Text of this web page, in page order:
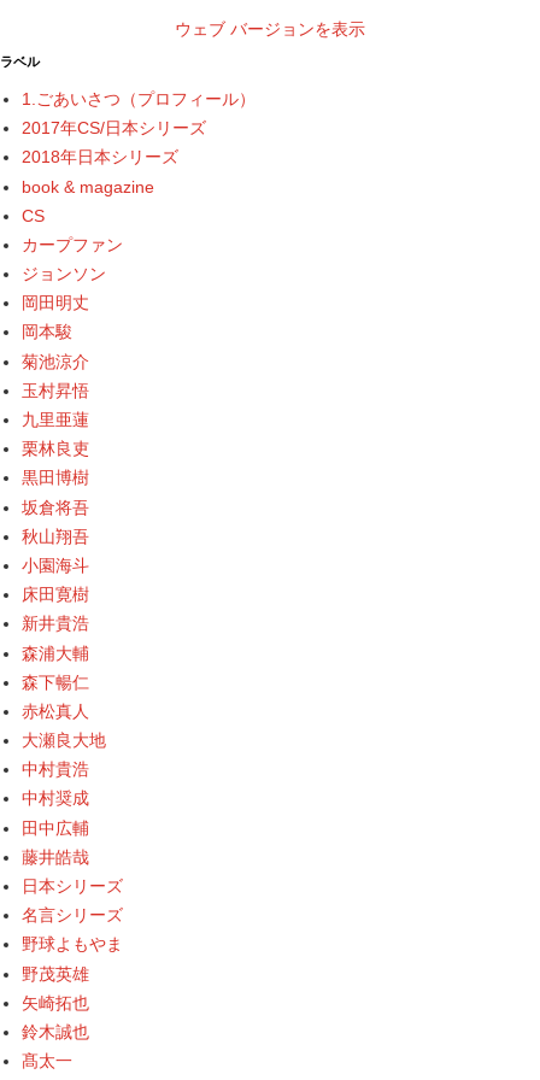
ウェブ バージョンを表示
ラベル
1.ごあいさつ（プロフィール）
2017年CS/日本シリーズ
2018年日本シリーズ
book & magazine
CS
カープファン
ジョンソン
岡田明丈
岡本駿
菊池涼介
玉村昇悟
九里亜蓮
栗林良吏
黒田博樹
坂倉将吾
秋山翔吾
小園海斗
床田寛樹
新井貴浩
森浦大輔
森下暢仁
赤松真人
大瀬良大地
中村貴浩
中村奨成
田中広輔
藤井皓哉
日本シリーズ
名言シリーズ
野球よもやま
野茂英雄
矢崎拓也
鈴木誠也
髙太一